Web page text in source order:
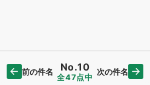
前の件名 No.10
全47点中
次の件名